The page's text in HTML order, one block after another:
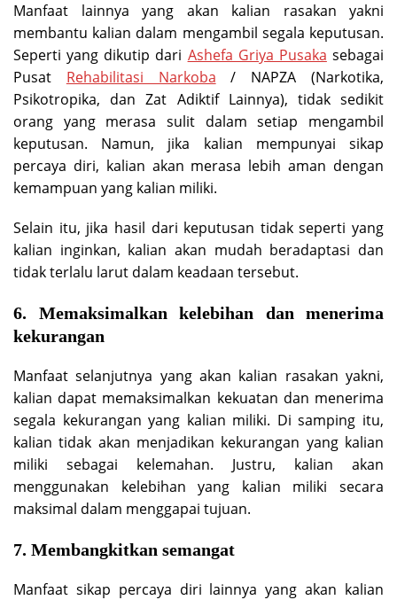
Manfaat lainnya yang akan kalian rasakan yakni
membantu kalian dalam mengambil segala keputusan.
Seperti yang dikutip dari Ashefa Griya Pusaka sebagai
Pusat Rehabilitasi Narkoba / NAPZA (Narkotika,
Psikotropika, dan Zat Adiktif Lainnya), tidak sedikit
orang yang merasa sulit dalam setiap mengambil
keputusan. Namun, jika kalian mempunyai sikap
percaya diri, kalian akan merasa lebih aman dengan
kemampuan yang kalian miliki.
Selain itu, jika hasil dari keputusan tidak seperti yang
kalian inginkan, kalian akan mudah beradaptasi dan
tidak terlalu larut dalam keadaan tersebut.
6. Memaksimalkan kelebihan dan menerima
kekurangan
Manfaat selanjutnya yang akan kalian rasakan yakni,
kalian dapat memaksimalkan kekuatan dan menerima
segala kekurangan yang kalian miliki. Di samping itu,
kalian tidak akan menjadikan kekurangan yang kalian
miliki sebagai kelemahan. Justru, kalian akan
menggunakan kelebihan yang kalian miliki secara
maksimal dalam menggapai tujuan.
7. Membangkitkan semangat
Manfaat sikap percaya diri lainnya yang akan kalian